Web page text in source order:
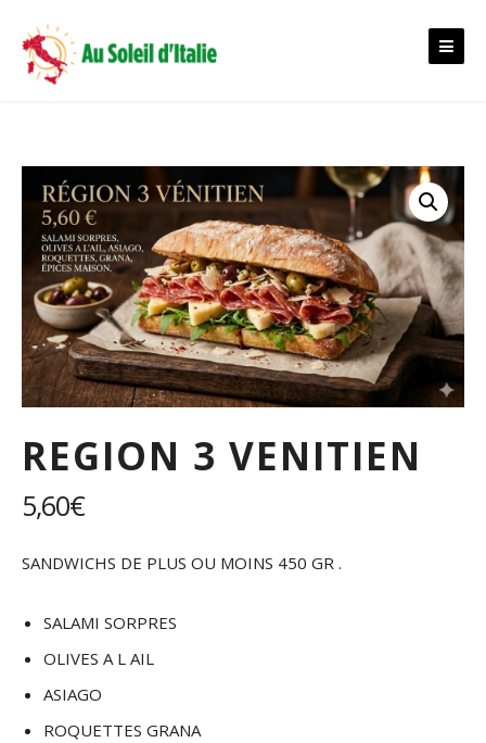
content
REGION 3 VENITIEN
5,60€
SANDWICHS DE PLUS OU MOINS 450 GR .
SALAMI SORPRES
OLIVES A L AIL
ASIAGO
ROQUETTES GRANA